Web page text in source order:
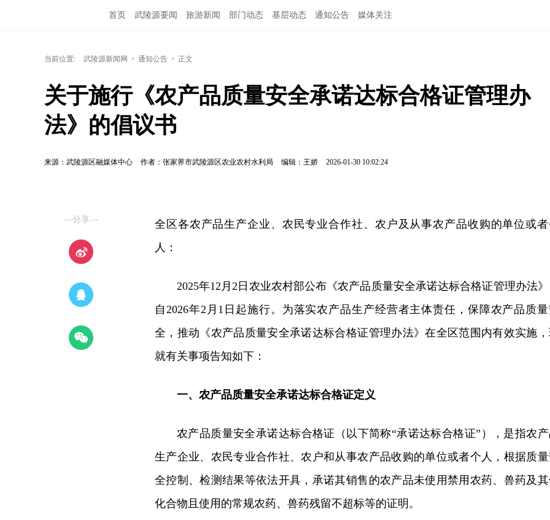
首页 武陵源要闻 旅游新闻 部门动态 基层动态 通知公告 媒体关注
当前位置: 武陵源新闻网 > 通知公告 > 正文
关于施行《农产品质量安全承诺达标合格证管理办
法》的倡议书
来源：武陵源区融媒体中心 作者：张家界市武陵源区农业农村水利局 编辑：王娇 2026-01-30 10:02:24
—分享—
全区各农产品生产企业、农民专业合作社、农户及从事农产品收购的单位或
人：
2025年12月2日农业农村部公布《农产品质量安全承诺达标合格证管理办法
自2026年2月1日起施行。为落实农产品生产经营者主体责任，保障农产品质
全，推动《农产品质量安全承诺达标合格证管理办法》在全区范围内有效实施
就有关事项告知如下：
一、农产品质量安全承诺达标合格证定义
农产品质量安全承诺达标合格证（以下简称“承诺达标合格证”），是指农
生产企业、农民专业合作社、农户和从事农产品收购的单位或者个人，根据质
全控制、检测结果等依法开具，承诺其销售的农产品未使用禁用农药、兽药及
化合物且使用的常规农药、兽药残留不超标等的证明。